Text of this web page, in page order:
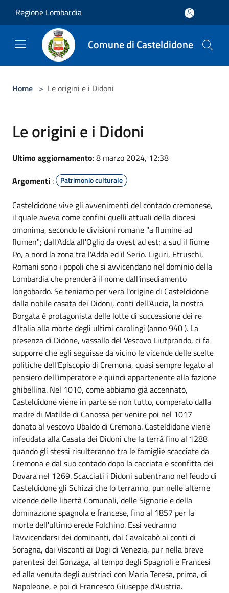
Regione Lombardia
Comune di Casteldidone
Home > Le origini e i Didoni
Le origini e i Didoni
Ultimo aggiornamento: 8 marzo 2024, 12:38
Argomenti : Patrimonio culturale
Casteldidone vive gli avvenimenti del contado cremonese,
il quale aveva come confini quelli attuali della diocesi
omonima, secondo le divisioni romane "a flumine ad
flumen"; dall'Adda all'Oglio da ovest ad est; a sud il fiume
Po, a nord la zona tra l'Adda ed il Serio. Liguri, Etruschi,
Romani sono i popoli che si avvicendano nel dominio della
Lombardia che prenderà il nome dall'insediamento
longobardo. Se teniamo per vera l'origine di Casteldidone
dalla nobile casata dei Didoni, conti dell'Aucia, la nostra
Borgata è protagonista delle lotte di successione dei re
d'Italia alla morte degli ultimi carolingi (anno 940 ). La
presenza di Didone, vassallo del Vescovo Liutprando, ci fa
supporre che egli seguisse da vicino le vicende delle scelte
politiche dell'Episcopio di Cremona, quasi sempre legato al
pensiero dell'imperatore e quindi appartenente alla fazione
ghibellina. Nel 1010, come abbiamo già accennato,
Casteldidone viene in parte se non tutto, comperato dalla
madre di Matilde di Canossa per venire poi nel 1017
donato al vescovo Ubaldo di Cremona. Casteldidone viene
infeudata alla Casata dei Didoni che la terrà fino al 1288
quando gli stessi risulteranno tra le famiglie scacciate da
Cremona e dal suo contado dopo la cacciata e sconfitta dei
Dovara nel 1269. Scacciati i Didoni subentrano nel feudo di
Casteldidone gli Schizzi che lo terranno, pur nelle alterne
vicende delle libertà Comunali, delle Signorie e della
dominazione spagnola e francese, fino al 1857 per la
morte dell'ultimo erede Folchino. Essi vedranno
l'avvicendarsi dei dominanti, dai Cavalcabò ai conti di
Soragna, dai Visconti ai Dogi di Venezia, pur nella breve
parentesi dei Gonzaga, al tempo degli Spagnoli e Francesi
ed alla venuta degli austriaci con Maria Teresa, prima, di
Napoleone, e poi di Francesco Giuseppe d'Austria.